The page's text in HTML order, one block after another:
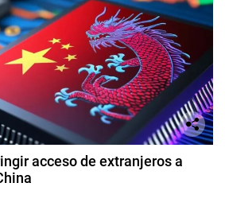
acceso de extranjeros a